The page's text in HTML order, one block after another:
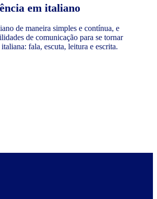
em italiano
de maneira simples e contínua, e
de comunicação para se tornar
fala, escuta, leitura e escrita.